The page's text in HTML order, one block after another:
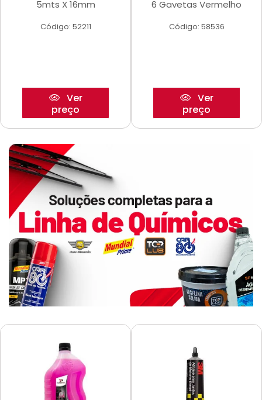
5mts X 16mm
Código: 52211
Ver
preço
6 Gavetas Vermelho
Código: 58536
Ver
preço